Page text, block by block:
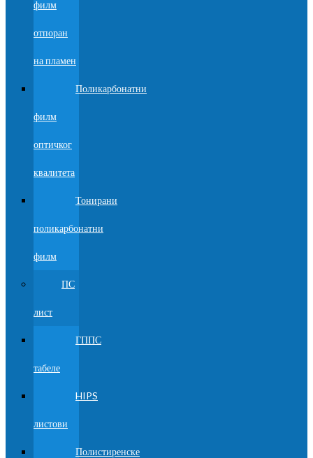
филм
отпоран
на пламен
Поликарбонатни
филм
оптичког
квалитета
Тонирани
поликарбонатни
филм
ПС
лист
ГППС
табеле
HIPS
листови
Полистиренске